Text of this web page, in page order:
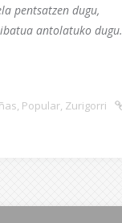
pentsatzen dugu,
antolatuko dugu.
, Popular, Zurigorri